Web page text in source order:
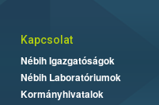
Kapcsolat
Nébih Igazgatóságok
Nébih Laboratóriumok
Kormányhivatalok